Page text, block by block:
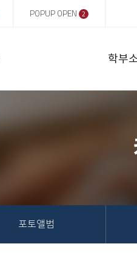
POPUP OPEN 2
학부
포토앨범